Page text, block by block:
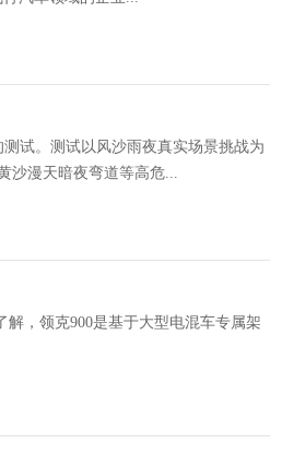
试。测试以风沙雨夜真实场景挑战为
沙漫天暗夜弯道等高危...
解，领克900是基于大型电混车专属架